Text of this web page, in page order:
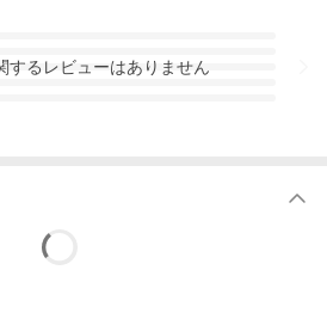
するレビューはありません